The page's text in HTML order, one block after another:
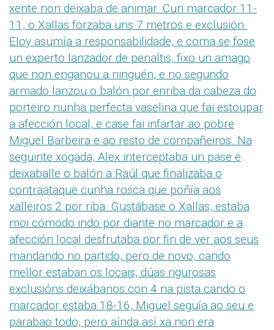
xente non deixaba de animar. Cun marcador 11-
11, o Xallas forzaba uns 7 metros e exclusión.
Eloy asumía a responsabilidade, e coma se fose
un experto lanzador de penaltis, fixo un amago
que non enganou a ninguén, e no segundo
armado lanzou o balón por enriba da cabeza do
porteiro nunha perfecta vaselina que fai estoupar
a afección local, e case fai infartar ao pobre
Miguel Barbeira e ao resto de compañeiros. Na
seguinte xogada, Alex interceptaba un pase e
deixaballe o balón a Raúl que finalizaba o
contraataque cunha rosca que poñía aos
xalleiros 2 por riba. Gustábase o Xallas, estaba
moi cómodo indo por diante no marcador e a
afección local desfrutaba por fin de ver aos seus
mandando no partido, pero de novo, cando
mellor estaban os locais, dúas rigurosas
exclusións deixábanos con 4 na pista cando o
marcador estaba 18-16, Miguel seguía ao seu e
parabao todo, pero aínda así xa non era